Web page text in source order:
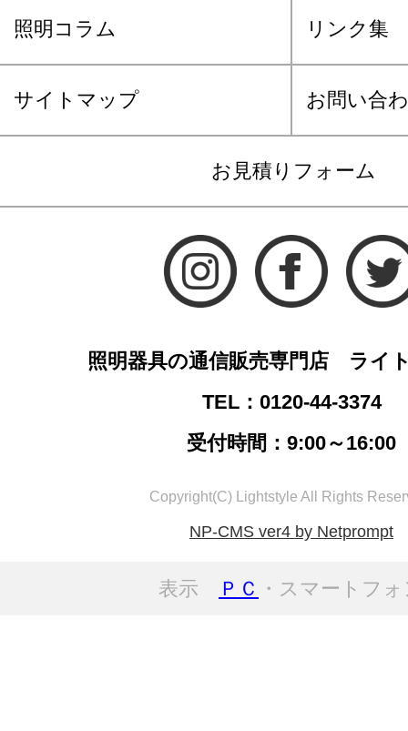
照明コラム リンク集
サイトマップ お問い合
お見積りフォーム
照明器具の通信販売専門店 ライ
TEL：0120-44-3374
受付時間：9:00～16:00
Copyright(C) Lightstyle All Rights
NP-CMS ver4 by Netprompt
表示 ＰＣ ・スマートフ